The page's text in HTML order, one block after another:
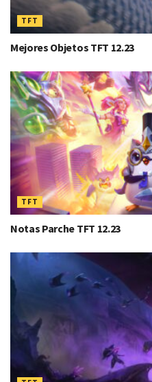
TFT
Mejores Objetos TFT 12.23
TFT
Notas Parche TFT 12.23